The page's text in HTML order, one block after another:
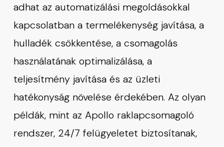
adhat az automatizálási megoldásokkal
kapcsolatban a termelékenység javítása, a
hulladék csökkentése, a csomagolás
használatának optimalizálása, a
teljesítmény javítása és az üzleti
hatékonyság növelése érdekében. Az olyan
példák, mint az Apollo raklapcsomagoló
rendszer, 24/7 felügyeletet biztosítanak,